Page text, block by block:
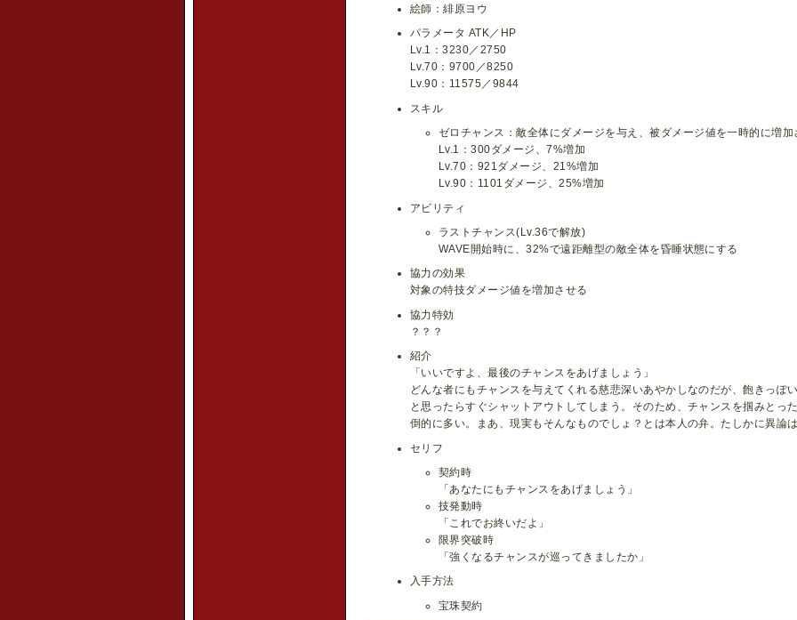
絵師：緋原ヨウ
パラメータ ATK／HP
Lv.1：3230／2750
Lv.70：9700／8250
Lv.90：11575／9844
スキル
ゼロチャンス：敵全体にダメージを与え、被ダメージ値を一時的に増加
Lv.1：300ダメージ、7%増加
Lv.70：921ダメージ、21%増加
Lv.90：1101ダメージ、25%増加
アビリティ
ラストチャンス(Lv.36で解放)
WAVE開始時に、32%で遠距離型の敵全体を昏睡状態にする
協力の効果
対象の特技ダメージ値を増加させる
協力特効
？？？
紹介
「いいですよ、最後のチャンスをあげましょう」
どんな者にもチャンスを与えてくれる慈悲深いあやかしなのだが、飽きっぽ
と思ったらすぐシャットアウトしてしまう。そのため、チャンスを掴みとっ
倒的に多い。まあ、現実もそんなものでしょ？とは本人の弁。たしかに異論
セリフ
契約時
「あなたにもチャンスをあげましょう」
技発動時
「これでお終いだよ」
限界突破時
「強くなるチャンスが巡ってきましたか」
入手方法
宝珠契約